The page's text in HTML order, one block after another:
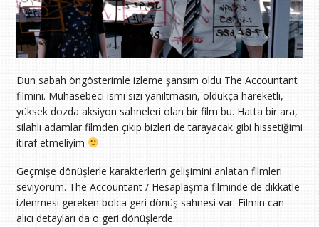
Dün sabah öngösterimle izleme şansım oldu The Accountant
filmini. Muhasebeci ismi sizi yanıltmasın, oldukça hareketli,
yüksek dozda aksiyon sahneleri olan bir film bu. Hatta bir ara,
silahlı adamlar filmden çıkıp bizleri de tarayacak gibi hissetiğimi
itiraf etmeliyim
Geçmişe dönüşlerle karakterlerin gelişimini anlatan filmleri
seviyorum. The Accountant / Hesaplaşma filminde de dikkatle
izlenmesi gereken bolca geri dönüş sahnesi var. Filmin can
alıcı detayları da o geri dönüşlerde.